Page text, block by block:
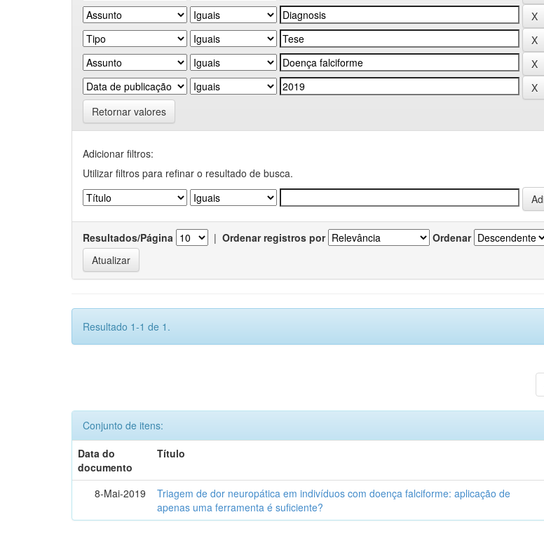
Retornar valores
Adicionar filtros:
Utilizar filtros para refinar o resultado de busca.
Resultados/Página | Ordenar registros por Ordenar
Resultado 1-1 de 1.
Conjunto de itens:
Data do
documento
Título
8-Mai-2019
Triagem de dor neuropática em indivíduos com doença falciforme: aplicação de
apenas uma ferramenta é suficiente?